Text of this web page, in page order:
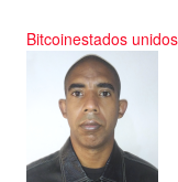
Bitcoinestados unidos